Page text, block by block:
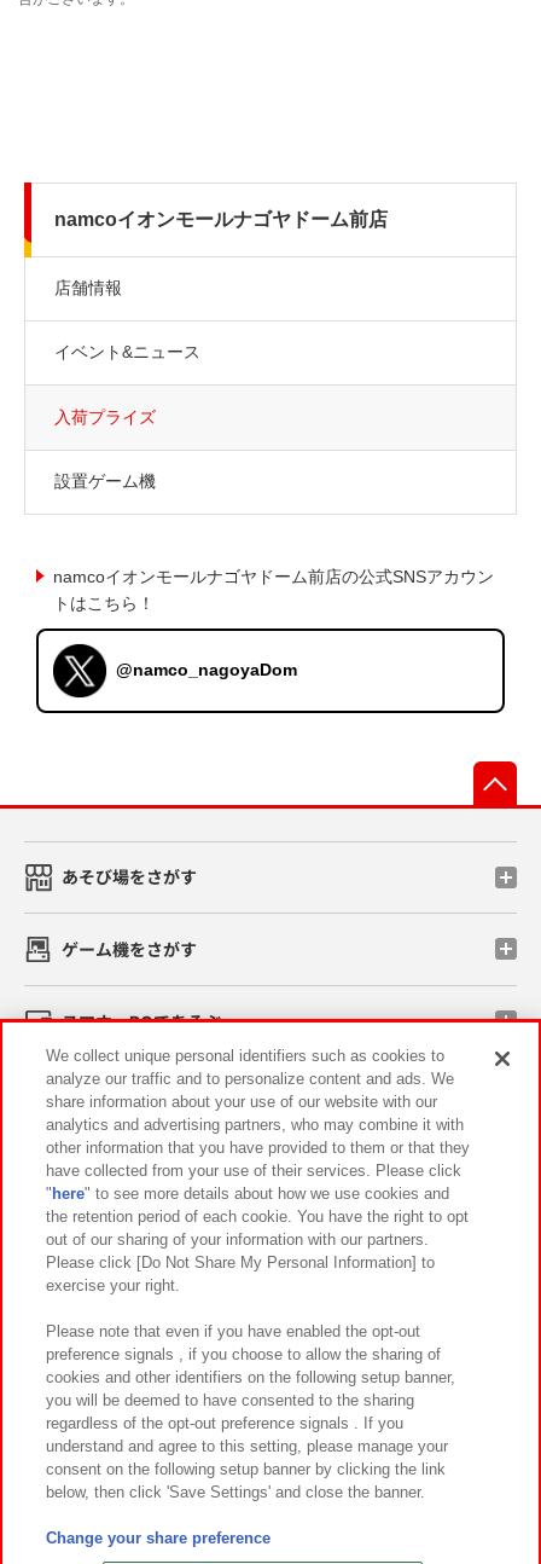
namcoイオンモールナゴヤドーム前店
店舗情報
イベント&ニュース
入荷プライズ
設置ゲーム機
namcoイオンモールナゴヤドーム前店の公式SNSアカウン
トはこちら！
@namco_nagoyaDom
あそび場をさがす
ゲーム機をさがす
スマホ・PCであそぶ
イベント・キャンペーン
関連会社 サステナビリティ サイトポリシー
プライバシーポリシー ウェブアクセシビリティ方針と検証結果
お取引先さまとともに
カスタマーハラスメント対応方針 よくあるご質問・お問い合わせ
©Bandai Namco Amusement Inc.
©Bandai Namco Amusement Lab Inc.
We collect unique personal identifiers such as cookies to
analyze our traffic and to personalize content and ads. We
share information about your use of our website with our
analytics and advertising partners, who may combine it with
other information that you have provided to them or that they
have collected from your use of their services. Please click
" here" to see more details about how we use cookies and
the retention period of each cookie. You have the right to opt
out of our sharing of your information with our partners.
Please click [Do Not Share My Personal Information] to
exercise your right.
Please note that even if you have enabled the opt-out
preference signals , if you choose to allow the sharing of
cookies and other identifiers on the following setup banner,
you will be deemed to have consented to the sharing
regardless of the opt-out preference signals . If you
understand and agree to this setting, please manage your
consent on the following setup banner by clicking the link
below, then click 'Save Settings' and close the banner.
Change your share preference